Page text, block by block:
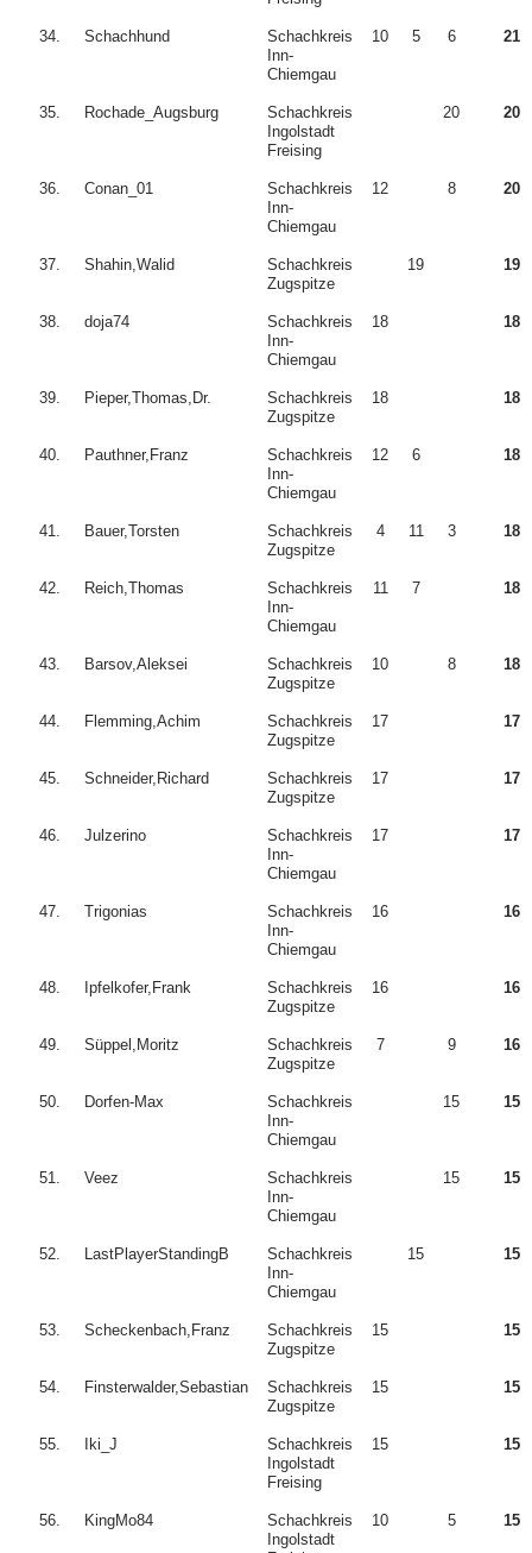
34. Schachhund
Schachkreis
Inn-
Chiemgau
10 5 6 21
35. Rochade_Augsburg
Schachkreis
Ingolstadt
Freising
20 20
36. Conan_01
Schachkreis
Inn-
Chiemgau
12 8 20
37. Shahin,Walid
Schachkreis
Zugspitze
19 19
38. doja74
Schachkreis
Inn-
Chiemgau
18 18
39. Pieper,Thomas,Dr.
Schachkreis
Zugspitze
18 18
40. Pauthner,Franz
Schachkreis
Inn-
Chiemgau
12 6 18
41. Bauer,Torsten
Schachkreis
Zugspitze
4 11 3 18
42. Reich,Thomas
Schachkreis
Inn-
Chiemgau
11 7 18
43. Barsov,Aleksei
Schachkreis
Zugspitze
10 8 18
44. Flemming,Achim
Schachkreis
Zugspitze
17 17
45. Schneider,Richard
Schachkreis
Zugspitze
17 17
46. Julzerino
Schachkreis
Inn-
Chiemgau
17 17
47. Trigonias
Schachkreis
Inn-
Chiemgau
16 16
48. Ipfelkofer,Frank
Schachkreis
Zugspitze
16 16
49. Süppel,Moritz
Schachkreis
Zugspitze
7 9 16
50. Dorfen-Max
Schachkreis
Inn-
Chiemgau
15 15
51. Veez
Schachkreis
Inn-
Chiemgau
15 15
52. LastPlayerStandingB
Schachkreis
Inn-
Chiemgau
15 15
53. Scheckenbach,Franz
Schachkreis
Zugspitze
15 15
54. Finsterwalder,Sebastian
Schachkreis
Zugspitze
15 15
55. Iki_J
Schachkreis
Ingolstadt
Freising
15 15
56. KingMo84
Schachkreis
Ingolstadt
10 5 15